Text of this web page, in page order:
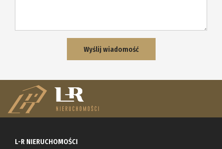
L-R NIERUCHOMOŚCI